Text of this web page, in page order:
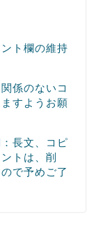
ト欄の維持
係のないコ
すようお願
長文、コピ
トは、削
で予めご了